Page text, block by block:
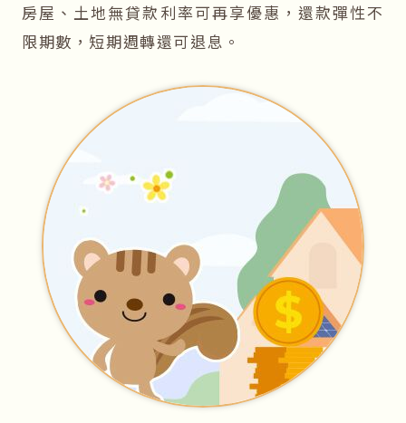
房屋、土地無貸款利率可再享優惠，還款彈性不
限期數，短期週轉還可退息。